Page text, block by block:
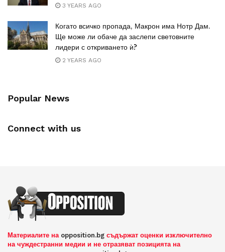
3 YEARS AGO
Когато всичко пропада, Макрон има Нотр Дам.
Ще може ли обаче да заслепи световните
лидери с откриването ѝ?
2 YEARS AGO
Popular News
Connect with us
Материалите на opposition.bg съдържат оценки изключително
на чуждестранни медии и не отразяват позицията на